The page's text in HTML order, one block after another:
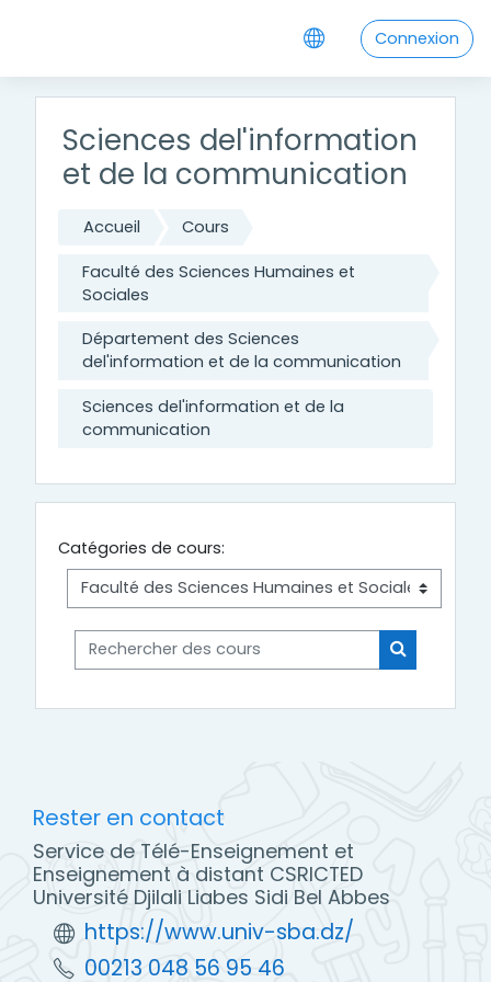
Connexion
Sciences del'information
et de la communication
Accueil Cours
Faculté des Sciences Humaines et
Sociales
Département des Sciences
del'information et de la communication
Sciences del'information et de la
communication
Catégories de cours:
Rechercher des cours
Rester en contact
Service de Télé-Enseignement et
Enseignement à distant CSRICTED
Université Djilali Liabes Sidi Bel Abbes
https://www.univ-sba.dz/
00213 048 56 95 46